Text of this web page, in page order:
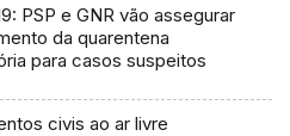
PSP e GNR vão assegurar
da quarentena
para casos suspeitos
civis ao ar livre